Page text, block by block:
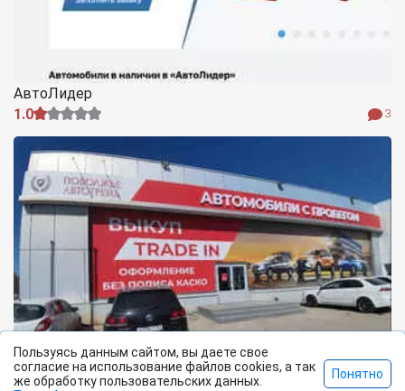
АвтоЛидер
1.0
3
Поволжье Автотрейд
©2026 Все права защищены. | Политика
Пользуясь данным сайтом, вы даете свое
согласие на использование файлов cookies, а так
же обработку пользовательских данных.
Понятно